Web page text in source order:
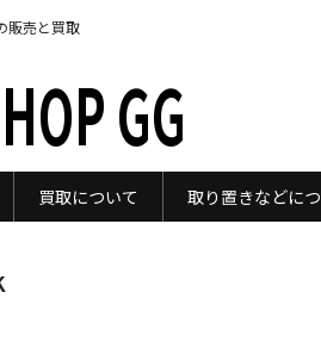
販売と買取
GG
買取について 取り置きなどに